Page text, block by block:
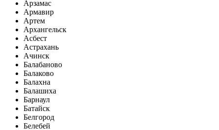
Арзамас
Армавир
Артем
Архангельск
Асбест
Астрахань
Ачинск
Балабаново
Балаково
Балахна
Балашиха
Барнаул
Батайск
Белгород
Белебей